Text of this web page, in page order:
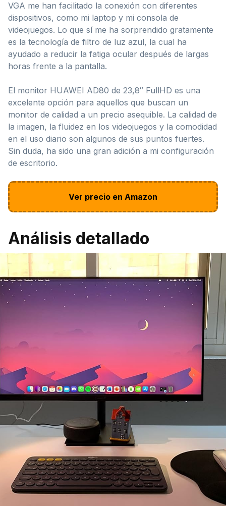
VGA me han facilitado la conexión con diferentes
dispositivos, como mi laptop y mi consola de
videojuegos. Lo que sí me ha sorprendido gratamente
es la tecnología de filtro de luz azul, la cual ha
ayudado a reducir la fatiga ocular después de largas
horas frente a la pantalla.
El monitor HUAWEI AD80 de 23,8″ FullHD es una
excelente opción para aquellos que buscan un
monitor de calidad a un precio asequible. La calidad de
la imagen, la fluidez en los videojuegos y la comodidad
en el uso diario son algunos de sus puntos fuertes.
Sin duda, ha sido una gran adición a mi configuración
de escritorio.
Ver precio en Amazon
Análisis detallado